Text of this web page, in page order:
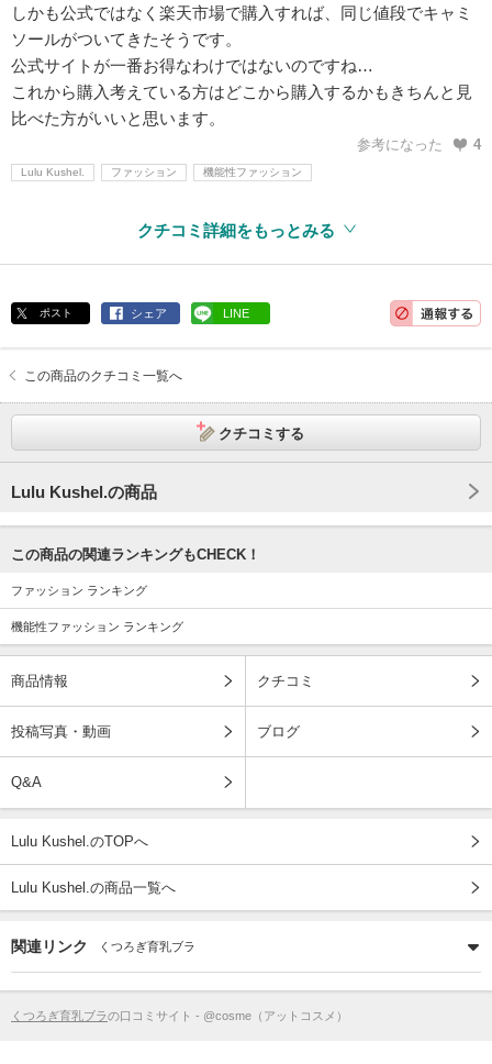
しかも公式ではなく楽天市場で購入すれば、同じ値段でキャミ
ソールがついてきたそうです。
公式サイトが一番お得なわけではないのですね…
これから購入考えている方はどこから購入するかもきちんと見
比べた方がいいと思います。
参考になった 4
Lulu Kushel. ファッション 機能性ファッション
クチコミ詳細をもっとみる
ポスト シェア LINE
この商品のクチコミ一覧へ
クチコミする
Lulu Kushel.の商品
この商品の関連ランキングもCHECK！
ファッション ランキング
機能性ファッション ランキング
商品情報 クチコミ
投稿写真・動画 ブログ
Q&A
Lulu Kushel.のTOPへ
Lulu Kushel.の商品一覧へ
関連リンク くつろぎ育乳ブラ
くつろぎ育乳ブラの口コミサイト - @cosme（アットコスメ）